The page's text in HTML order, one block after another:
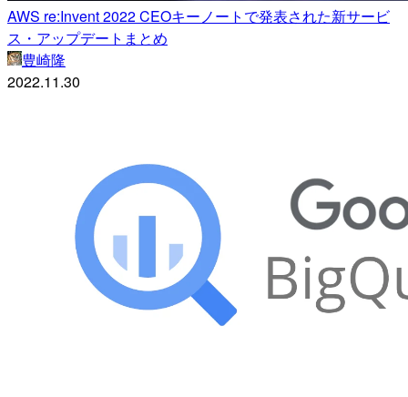
AWS re:Invent 2022 CEOキーノートで発表された新サービ
ス・アップデートまとめ
豊崎隆
2022.11.30